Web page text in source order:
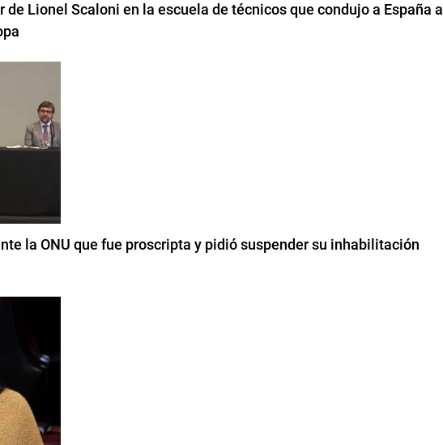
de Lionel Scaloni en la escuela de técnicos que condujo a España a
la ONU que fue proscripta y pidió suspender su inhabilitación